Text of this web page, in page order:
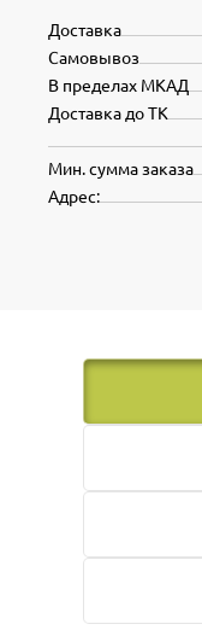
Доставка
Самовывоз
В пределах МКАД
Доставка до ТК
Мин. сумма заказа
Адрес: